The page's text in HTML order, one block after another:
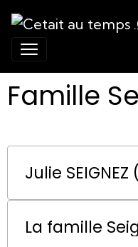
Famille
Julie SEIGNEZ
La famille